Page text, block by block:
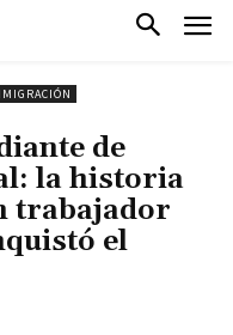
de
la historia
trabajador
el